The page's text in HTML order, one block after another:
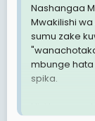
Nashangaa
Mwakilishi
sumu zake
mbunge
spika.
Hivi hawa